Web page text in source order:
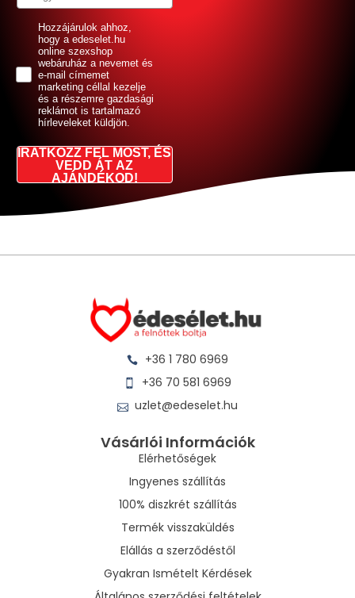
GDPRHozzájárulok ahhoz,
hogy a edeselet.hu
online szexshop
webáruház a nevemet és
e-mail címemet
marketing céllal kezelje
és a részemre gazdasági
reklámot is tartalmazó
hírleveleket küldjön.
IRATKOZZ FEL MOST, ÉS
VEDD ÁT AZ
AJÁNDÉKOD!
+36 1 780 6969
+36 70 581 6969
uzlet@edeselet.hu
Vásárlói Információk
Elérhetőségek
Ingyenes szállítás
100% diszkrét szállítás
Termék visszaküldés
Elállás a szerződéstől
Gyakran Ismételt Kérdések